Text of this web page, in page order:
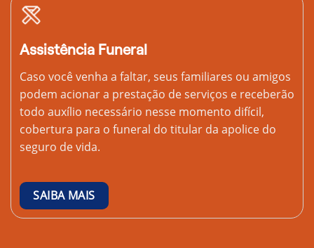
Assistência Funeral
Caso você venha a faltar, seus familiares ou amigos
podem acionar a prestação de serviços e receberão
todo auxílio necessário nesse momento difícil,
cobertura para o funeral do titular da apolice do
seguro de vida.
SAIBA MAIS